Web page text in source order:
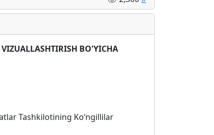
BO'YICHA
Tashkilotining Koʻngillilar